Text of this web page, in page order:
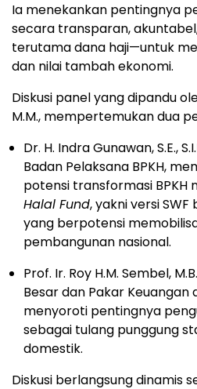
Ia menekankan pentingnya
secara transparan,
terutama dana haji—untuk
dan nilai tambah ekonomi.
Diskusi panel yang dipandu
M.M., mempertemukan dua
Dr. H. Indra Gunawan, S.E.,
Badan Pelaksana BPKH,
potensi transformasi BPKH
Halal Fund, yakni versi
yang berpotensi
pembangunan nasional.
Prof. Ir. Roy H.M. Sembel,
Besar dan Pakar Keuangan
menyoroti pentingnya
sebagai tulang punggung
domestik.
Diskusi berlangsung dinamis